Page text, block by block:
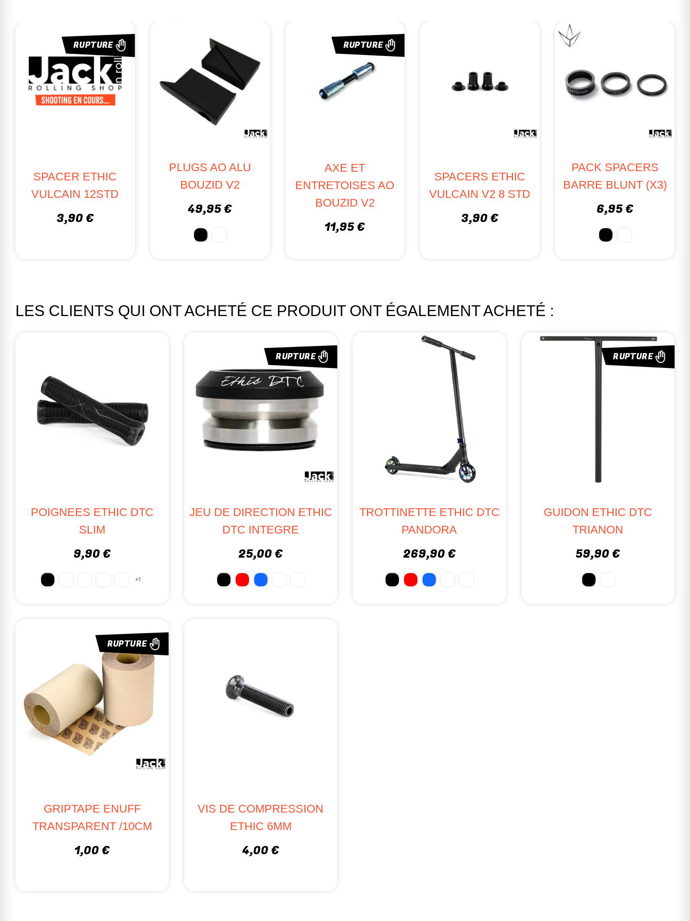
RUPTURE
SPACER ETHIC
VULCAIN 12STD
3,90 €
PLUGS AO ALU
BOUZID V2
49,95 €
RUPTURE
AXE ET
ENTRETOISES AO
BOUZID V2
11,95 €
SPACERS ETHIC
VULCAIN V2 8 STD
3,90 €
PACK SPACERS
BARRE BLUNT (X3)
6,95 €
LES CLIENTS QUI ONT ACHETÉ CE PRODUIT ONT ÉGALEMENT ACHETÉ :
POIGNEES ETHIC DTC
SLIM
9,90 €
+1
RUPTURE
JEU DE DIRECTION ETHIC
DTC INTEGRE
25,00 €
TROTTINETTE ETHIC DTC
PANDORA
269,90 €
RUPTURE
GUIDON ETHIC DTC
TRIANON
59,90 €
RUPTURE
GRIPTAPE ENUFF
TRANSPARENT /10CM
1,00 €
VIS DE COMPRESSION
ETHIC 6MM
4,00 €